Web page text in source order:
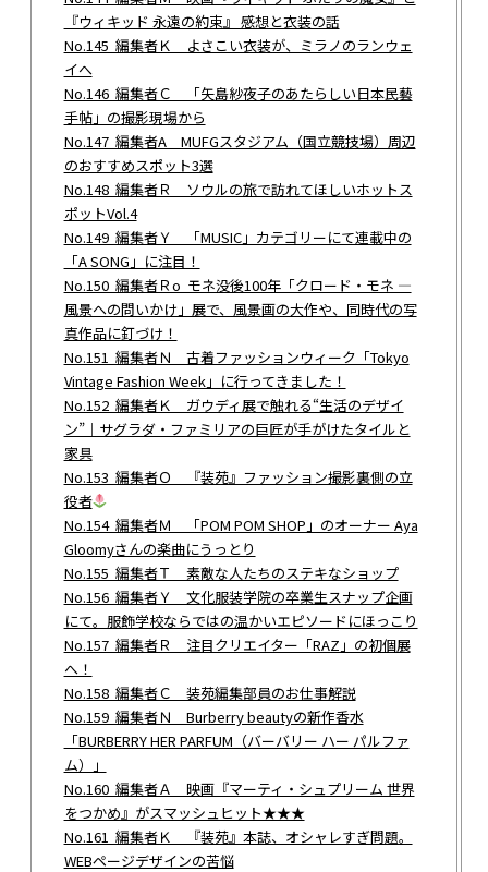
『ウィキッド 永遠の約束』 感想と衣装の話
No.145 編集者Ｋ よさこい衣装が、ミラノのランウェ
イへ
No.146 編集者Ｃ 「矢島紗夜子のあたらしい日本民藝
手帖」の撮影現場から
No.147 編集者A MUFGスタジアム（国立競技場）周辺
のおすすめスポット3選
No.148 編集者Ｒ ソウルの旅で訪れてほしいホットス
ポットVol.4
No.149 編集者Ｙ 「MUSIC」カテゴリーにて連載中の
「A SONG」に注目！
No.150 編集者Ｒo モネ没後100年「クロード・モネ —
風景への問いかけ」展で、風景画の大作や、同時代の写
真作品に釘づけ！
No.151 編集者Ｎ 古着ファッションウィーク「Tokyo
Vintage Fashion Week」に行ってきました！
No.152 編集者Ｋ ガウディ展で触れる“生活のデザイ
ン”｜サグラダ・ファミリアの巨匠が手がけたタイルと
家具
No.153 編集者Ｏ 『装苑』ファッション撮影裏側の立
役者
No.154 編集者Ｍ 「POM POM SHOP」のオーナー Aya
Gloomyさんの楽曲にうっとり
No.155 編集者Ｔ 素敵な人たちのステキなショップ
No.156 編集者Ｙ 文化服装学院の卒業生スナップ企画
にて。服飾学校ならではの温かいエピソードにほっこり
No.157 編集者Ｒ 注目クリエイター「RAZ」の初個展
へ！
No.158 編集者Ｃ 装苑編集部員のお仕事解説
No.159 編集者Ｎ Burberry beautyの新作香水
「BURBERRY HER PARFUM（バーバリー ハー パルファ
ム）」
No.160 編集者Ａ 映画『マーティ・シュプリーム 世界
をつかめ』がスマッシュヒット★★★
No.161 編集者Ｋ 『装苑』本誌、オシャレすぎ問題。
WEBページデザインの苦悩